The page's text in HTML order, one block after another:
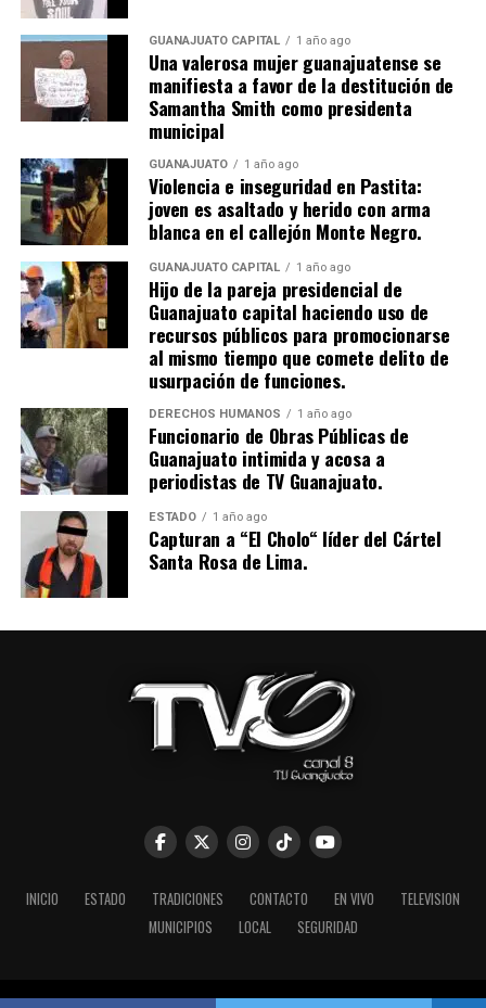
GUANAJUATO CAPITAL 1 año ago
Una valerosa mujer guanajuatense se
manifiesta a favor de la destitución de
Samantha Smith como presidenta
municipal
GUANAJUATO 1 año ago
Violencia e inseguridad en Pastita:
joven es asaltado y herido con arma
blanca en el callejón Monte Negro.
GUANAJUATO CAPITAL 1 año ago
Hijo de la pareja presidencial de
Guanajuato capital haciendo uso de
recursos públicos para promocionarse
al mismo tiempo que comete delito de
usurpación de funciones.
DERECHOS HUMANOS 1 año ago
Funcionario de Obras Públicas de
Guanajuato intimida y acosa a
periodistas de TV Guanajuato.
ESTADO 1 año ago
Capturan a “El Cholo“ líder del Cártel
Santa Rosa de Lima.
INICIO ESTADO TRADICIONES CONTACTO EN VIVO
TELEVISION
MUNICIPIOS
LOCAL SEGURIDAD